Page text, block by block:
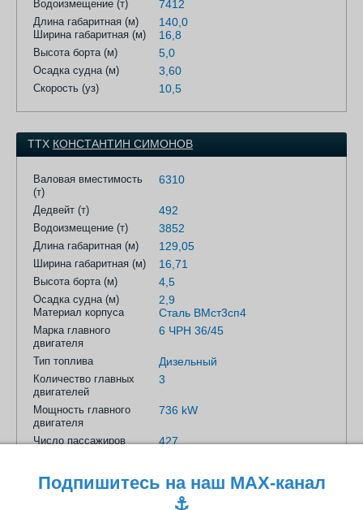
Водоизмещение (т) 7412
Длина габаритная (м) 140,0
Ширина габаритная (м) 16,8
Высота борта (м) 5,0
Осадка судна (м) 3,60
Скорость (уз) 10,5
ТТХ КОНСТАНТИН СИМОНОВ
Валовая вместимость
(т)
6310
Дедвейт (т) 492
Водоизмещение (т) 3852
Длина габаритная (м) 129,05
Ширина габаритная (м) 16,71
Высота борта (м) 4,5
Осадка судна (м) 2,9
Материал корпуса Сталь ВМст3сп4
Марка главного
двигателя
6 ЧРН 36/45
Тип топлива Дизельный
Количество главных
двигателей
3
Мощность главного
двигателя
736 kW
Число пассажиров 427
Подпишитесь на наш MAX-канал
⚓️